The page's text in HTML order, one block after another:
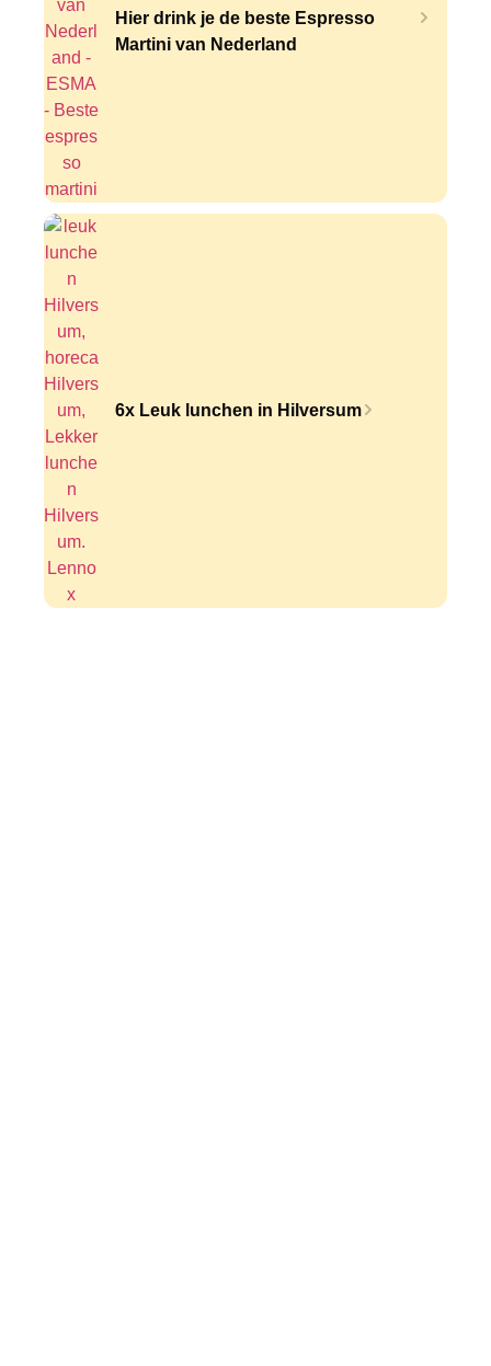
Hier drink je de beste Espresso
Martini van Nederland
6x Leuk lunchen in Hilversum